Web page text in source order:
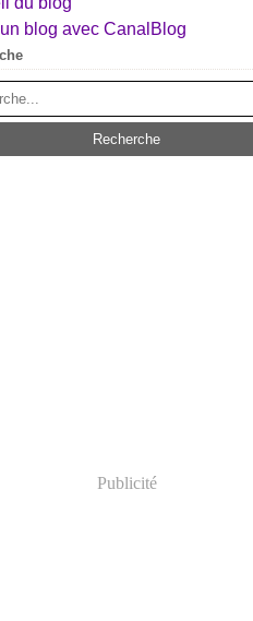
blog avec CanalBlog
Publicité